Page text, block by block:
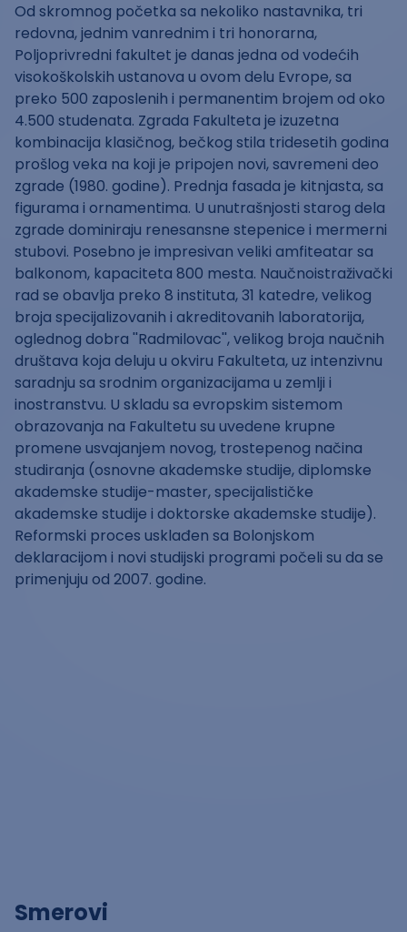
Od skromnog početka sa nekoliko nastavnika, tri
redovna, jednim vanrednim i tri honorarna,
Poljoprivredni fakultet je danas jedna od vodećih
visokoškolskih ustanova u ovom delu Evrope, sa
preko 500 zaposlenih i permanentim brojem od oko
4.500 studenata. Zgrada Fakulteta je izuzetna
kombinacija klasičnog, bečkog stila tridesetih godina
prošlog veka na koji je pripojen novi, savremeni deo
zgrade (1980. godine). Prednja fasada je kitnjasta, sa
figurama i ornamentima. U unutrašnjosti starog dela
zgrade dominiraju renesansne stepenice i mermerni
stubovi. Posebno je impresivan veliki amfiteatar sa
balkonom, kapaciteta 800 mesta. Naučnoistraživački
rad se obavlja preko 8 instituta, 31 katedre, velikog
broja specijalizovanih i akreditovanih laboratorija,
oglednog dobra ''Radmilovac'', velikog broja naučnih
društava koja deluju u okviru Fakulteta, uz intenzivnu
saradnju sa srodnim organizacijama u zemlji i
inostranstvu. U skladu sa evropskim sistemom
obrazovanja na Fakultetu su uvedene krupne
promene usvajanjem novog, trostepenog načina
studiranja (osnovne akademske studije, diplomske
akademske studije-master, specijalističke
akademske studije i doktorske akademske studije).
Reformski proces usklađen sa Bolonjskom
deklaracijom i novi studijski programi počeli su da se
primenjuju od 2007. godine.
Smerovi